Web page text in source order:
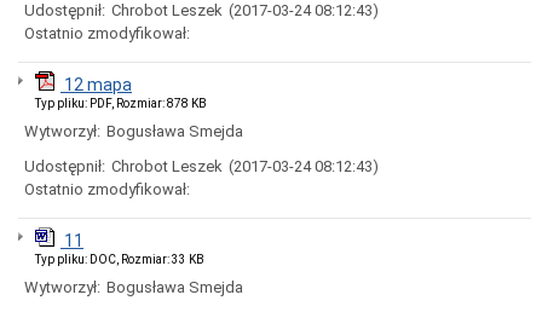
Organizacyjne
Urzędu
Koordynator
dostępności
Standardy
Ochrony
Ochrona
danych
Udostępnił: Chrobot Leszek (2017-03-24 08:12:43)
Ostatnio zmodyfikował:
12 mapa
Typ pliku: PDF, Rozmiar: 878 KB
Wytworzył: Bogusława Smejda
Udostępnił: Chrobot Leszek (2017-03-24 08:12:43)
Ostatnio zmodyfikował:
11
Typ pliku: DOC, Rozmiar: 33 KB
Wytworzył: Bogusława Smejda